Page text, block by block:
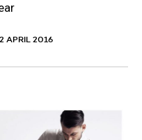
2 APRIL 2016